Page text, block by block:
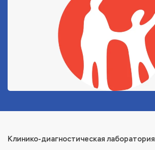
Клинико-диагностическая лаборатория